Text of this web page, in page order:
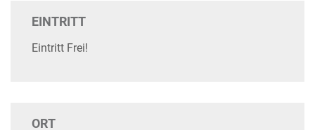
EINTRITT
Eintritt Frei!
ORT